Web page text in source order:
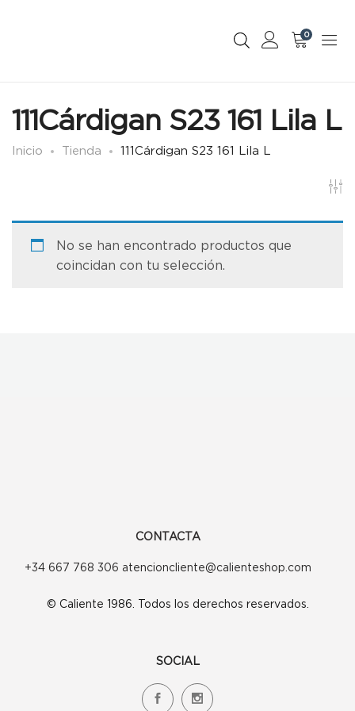
0
111Cárdigan S23 161 Lila L
Inicio Tienda 111Cárdigan S23 161 Lila L
No se han encontrado productos que
coincidan con tu selección.
CONTACTA
+34 667 768 306 atencioncliente@calienteshop.com
© Caliente 1986. Todos los derechos reservados.
SOCIAL